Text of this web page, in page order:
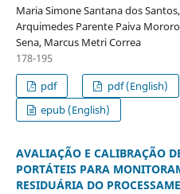
Maria Simone Santana dos
Arquimedes Parente Paiva
Sena, Marcus Metri Correa
178-195
pdf
pdf (English)
epub (English)
AVALIAÇÃO E CALIBRAÇÃO
PORTÁTEIS PARA
RESIDUÁRIA DO